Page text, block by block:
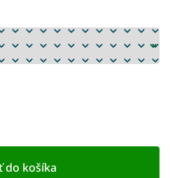
do košíka